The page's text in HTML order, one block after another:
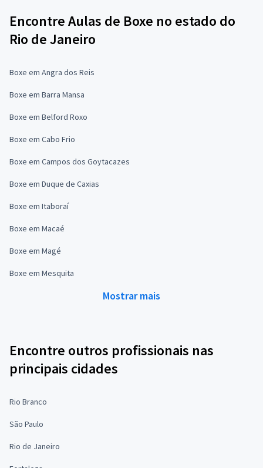
Encontre Aulas de Boxe no estado do
Rio de Janeiro
Boxe em Angra dos Reis
Boxe em Barra Mansa
Boxe em Belford Roxo
Boxe em Cabo Frio
Boxe em Campos dos Goytacazes
Boxe em Duque de Caxias
Boxe em Itaboraí
Boxe em Macaé
Boxe em Magé
Boxe em Mesquita
Mostrar mais
Encontre outros profissionais nas
principais cidades
Rio Branco
São Paulo
Rio de Janeiro